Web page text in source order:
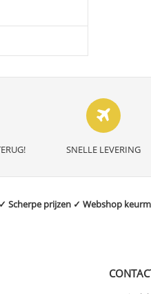
SNELLE LEVERING
✓ Scherpe prijzen ✓ Webshop